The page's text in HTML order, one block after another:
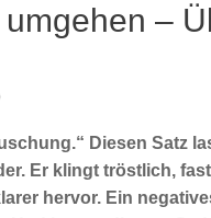
–
Diesen Satz
Er klingt tröstlich,
hervor. Ein